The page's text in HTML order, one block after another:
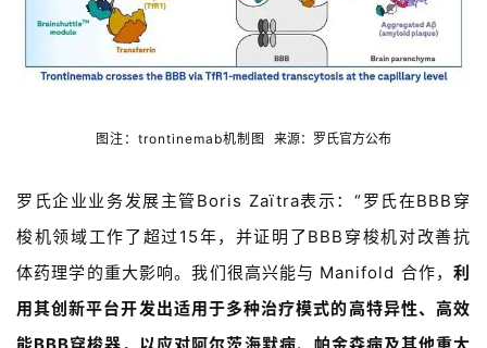
资
专
区
精
彩
活
图注：trontinemab机制图 来源：罗氏官方公布
罗氏企业业务发展主管 Boris Zaïtra表示：“罗氏在BBB 穿
梭机领域工作了超过15年，并证明了 BBB 穿梭机对改善抗
体药理学的重大影响。我们很高兴能与 Manifold 合作，利
用其创新平台开发出适用于多种治疗模式的高特异性、高效